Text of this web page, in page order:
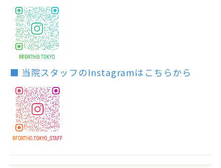
■ 当院スタッフのInstagramはこちらから